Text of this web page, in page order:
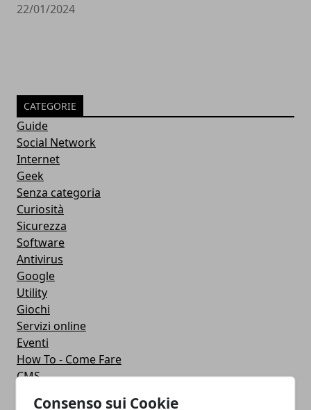
Consenso sui Cookie
22/01/2024
CATEGORIE
Guide
Social Network
Internet
Geek
Senza categoria
Curiosità
Sicurezza
Software
Antivirus
Google
Utility
Giochi
Servizi online
Eventi
How To - Come Fare
CMS